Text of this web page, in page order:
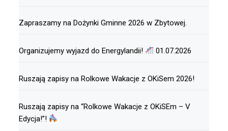
Zapraszamy na Dożynki Gminne 2026 w Zbytowej.
Organizujemy wyjazd do Energylandii! 01.07.2026
Ruszają zapisy na Rolkowe Wakacje z OKiSem 2026!
Ruszają zapisy na “Rolkowe Wakacje z OKiSEm – V
Edycja!”!